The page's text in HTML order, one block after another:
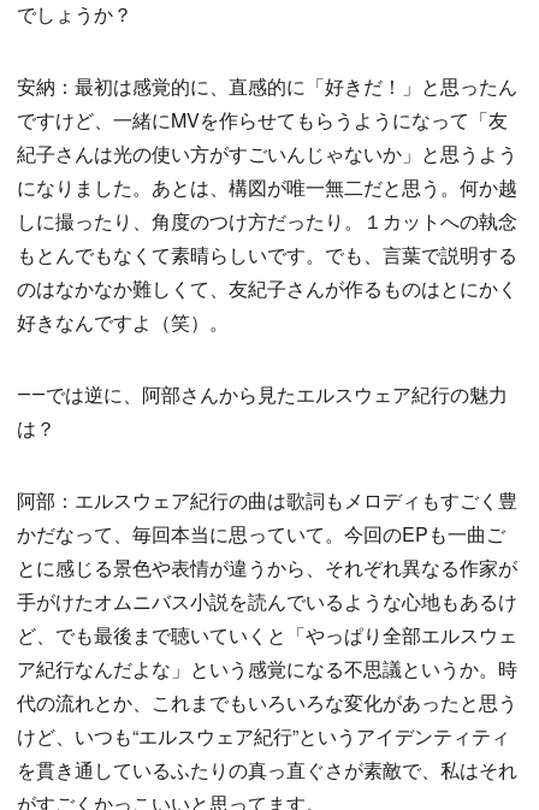
でしょうか？
安納：最初は感覚的に、直感的に「好きだ！」と思ったん
ですけど、一緒にMVを作らせてもらうようになって「友
紀子さんは光の使い方がすごいんじゃないか」と思うよう
になりました。あとは、構図が唯一無二だと思う。何か越
しに撮ったり、角度のつけ方だったり。１カットへの執念
もとんでもなくて素晴らしいです。でも、言葉で説明する
のはなかなか難しくて、友紀子さんが作るものはとにかく
好きなんですよ（笑）。
――では逆に、阿部さんから見たエルスウェア紀行の魅力
は？
阿部：エルスウェア紀行の曲は歌詞もメロディもすごく豊
かだなって、毎回本当に思っていて。今回のEPも一曲ご
とに感じる景色や表情が違うから、それぞれ異なる作家が
手がけたオムニバス小説を読んでいるような心地もあるけ
ど、でも最後まで聴いていくと「やっぱり全部エルスウェ
ア紀行なんだよな」という感覚になる不思議というか。時
代の流れとか、これまでもいろいろな変化があったと思う
けど、いつも“エルスウェア紀行”というアイデンティティ
を貫き通しているふたりの真っ直ぐさが素敵で、私はそれ
がすごくかっこいいと思ってます。